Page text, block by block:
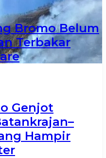
Bromo Belum
Terbakar
Genjot
Hampir